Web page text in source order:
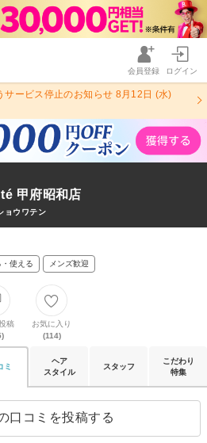
会員登録 ログイン
サービス停止のお知らせ 8月12日 (水)
甲府昭和店
ョウワテン
使える メンズ歓迎
稿
お気に入り
(114)
ミ
ヘア
スタイル
スタッフ
こだわり
特集
口コミを投稿する